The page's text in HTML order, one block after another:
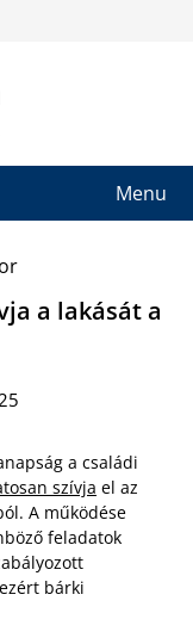
Menu
a lakását a
a családi
szívja el az
A működése
feladatok
bárki